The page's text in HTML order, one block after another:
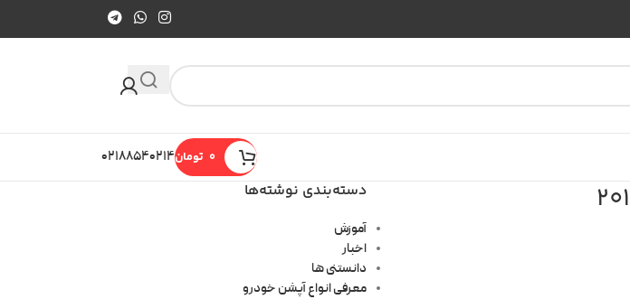
تومان۰۲۱۸۸۵۴۰۲۱۴
دسته‌بندی نوشته‌ها
آموزش
اخبار
دانستنی ها
معرفی انواع آپشن خودرو